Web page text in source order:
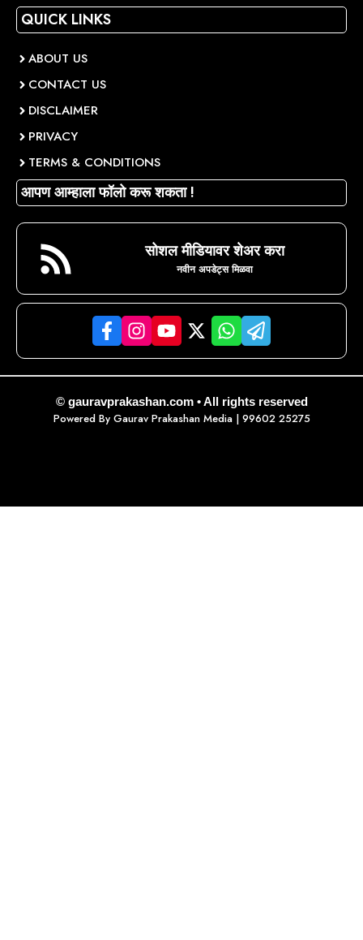
QUICK LINKS
ABOUT US
CONTACT US
DISCLAIMER
PRIVACY
TERMS & CONDITIONS
आपण आम्हाला फॉलो करू शकता !
सोशल मीडियावर शेअर करा
नवीन अपडेट्स मिळवा
© gauravprakashan.com • All rights reserved
Powered By Gaurav Prakashan Media| 99602 25275